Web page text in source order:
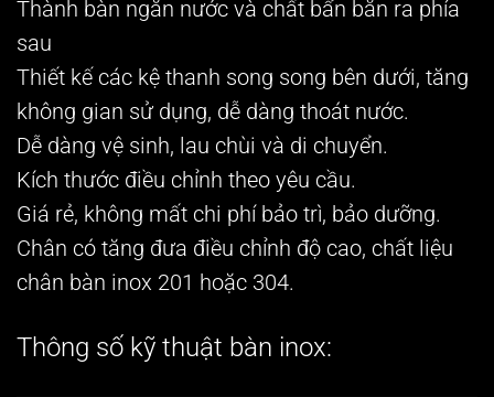
Thành bàn ngăn nước và chất bẩn bắn ra phía
sau
Thiết kế các kệ thanh song song bên dưới, tăng
không gian sử dụng, dễ dàng thoát nước.
Dễ dàng vệ sinh, lau chùi và di chuyển.
Kích thước điều chỉnh theo yêu cầu.
Giá rẻ, không mất chi phí bảo trì, bảo dưỡng.
Chân có tăng đưa điều chỉnh độ cao, chất liệu
chân bàn inox 201 hoặc 304.
Thông số kỹ thuật bàn inox: